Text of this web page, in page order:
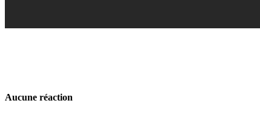
Aucune réaction